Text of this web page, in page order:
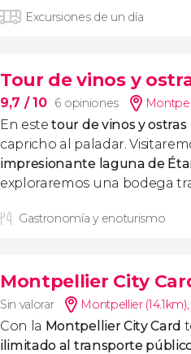
Excursiones de un día
Tour de vinos y
9,7 / 10 6 opiniones
En este tour de vinos y ostras
capricho al paladar.
impresionante laguna de
exploraremos una bodega
Gastronomía y enoturismo
Montpellier City
Sin valorar Montpellier (14.1km),
Con la Montpellier City Card
ilimitado al transporte